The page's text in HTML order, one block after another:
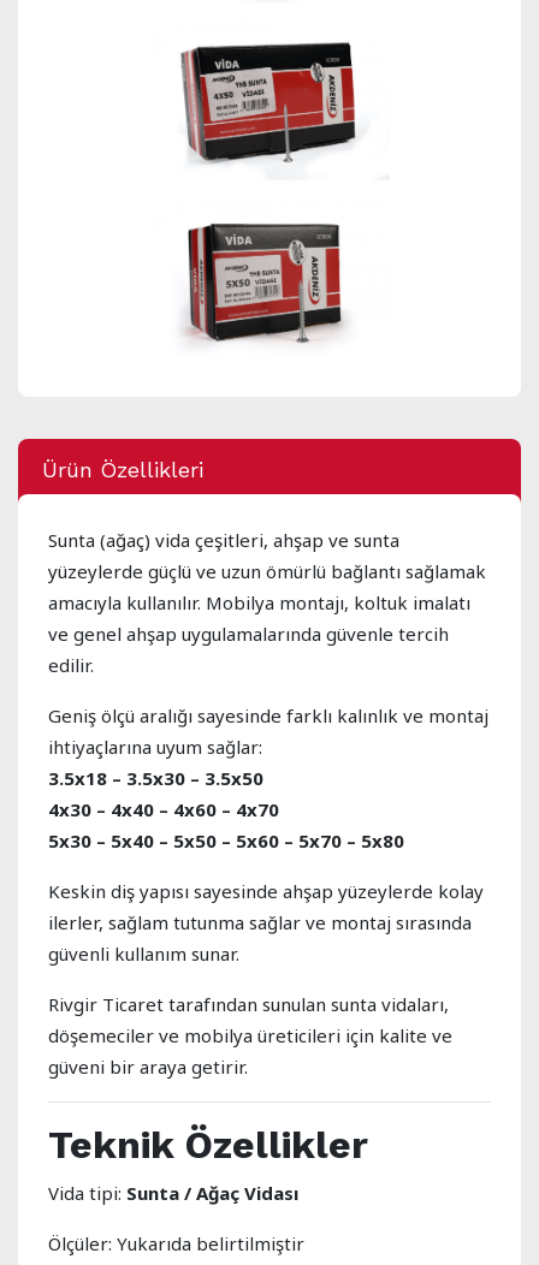
Ürün Özellikleri
Sunta (ağaç) vida çeşitleri, ahşap ve sunta
yüzeylerde güçlü ve uzun ömürlü bağlantı sağlamak
amacıyla kullanılır. Mobilya montajı, koltuk imalatı
ve genel ahşap uygulamalarında güvenle tercih
edilir.
Geniş ölçü aralığı sayesinde farklı kalınlık ve montaj
ihtiyaçlarına uyum sağlar:
3.5x18 – 3.5x30 – 3.5x50
4x30 – 4x40 – 4x60 – 4x70
5x30 – 5x40 – 5x50 – 5x60 – 5x70 – 5x80
Keskin diş yapısı sayesinde ahşap yüzeylerde kolay
ilerler, sağlam tutunma sağlar ve montaj sırasında
güvenli kullanım sunar.
Rivgir Ticaret tarafından sunulan sunta vidaları,
döşemeciler ve mobilya üreticileri için kalite ve
güveni bir araya getirir.
Teknik Özellikler
Vida tipi: Sunta / Ağaç Vidası
Ölçüler: Yukarıda belirtilmiştir